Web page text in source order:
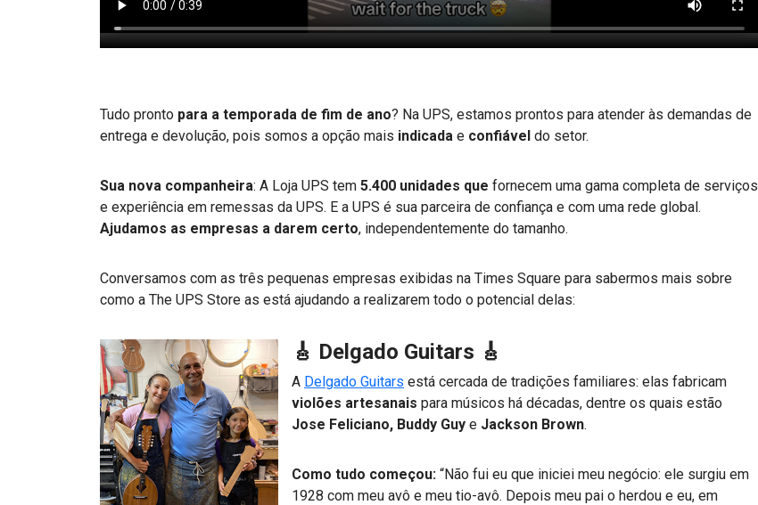
Tudo pronto para a temporada de fim de ano? Na UPS, estamos prontos para atender às demandas de
entrega e devolução, pois somos a opção mais indicada e confiável do setor.
Sua nova companheira: A Loja UPS tem 5.400 unidades que fornecem uma gama completa de serviços
e experiência em remessas da UPS. E a UPS é sua parceira de confiança e com uma rede global.
Ajudamos as empresas a darem certo, independentemente do tamanho.
Conversamos com as três pequenas empresas exibidas na Times Square para sabermos mais sobre
como a The UPS Store as está ajudando a realizarem todo o potencial delas:
🎸 Delgado Guitars 🎸
A Delgado Guitars está cercada de tradições familiares: elas fabricam
violões artesanais para músicos há décadas, dentre os quais estão
Jose Feliciano, Buddy Guy e Jackson Brown.
Como tudo começou: “Não fui eu que iniciei meu negócio: ele surgiu em
1928 com meu avô e meu tio-avô. Depois meu pai o herdou e eu, em